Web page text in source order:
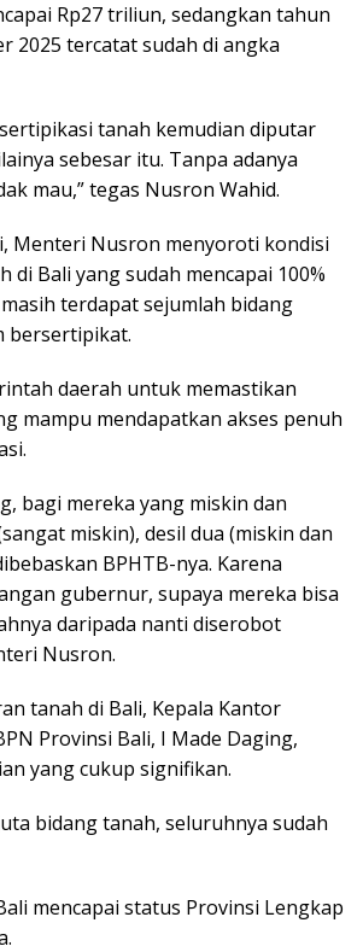
Rp27 triliun, sedangkan tahun
2025 tercatat sudah di angka
tanah kemudian diputar
sebesar itu. Tanpa adanya
mau,” tegas Nusron Wahid.
Menteri Nusron menyoroti kondisi
di Bali yang sudah mencapai 100%
terdapat sejumlah bidang
bersertipikat.
daerah untuk memastikan
mampu mendapatkan akses penuh
bagi mereka yang miskin dan
miskin), desil dua (miskin dan
BPHTB-nya. Karena
gubernur, supaya mereka bisa
daripada nanti diserobot
Nusron.
tanah di Bali, Kepala Kantor
Provinsi Bali, I Made Daging,
yang cukup signifikan.
bidang tanah, seluruhnya sudah
mencapai status Provinsi Lengkap